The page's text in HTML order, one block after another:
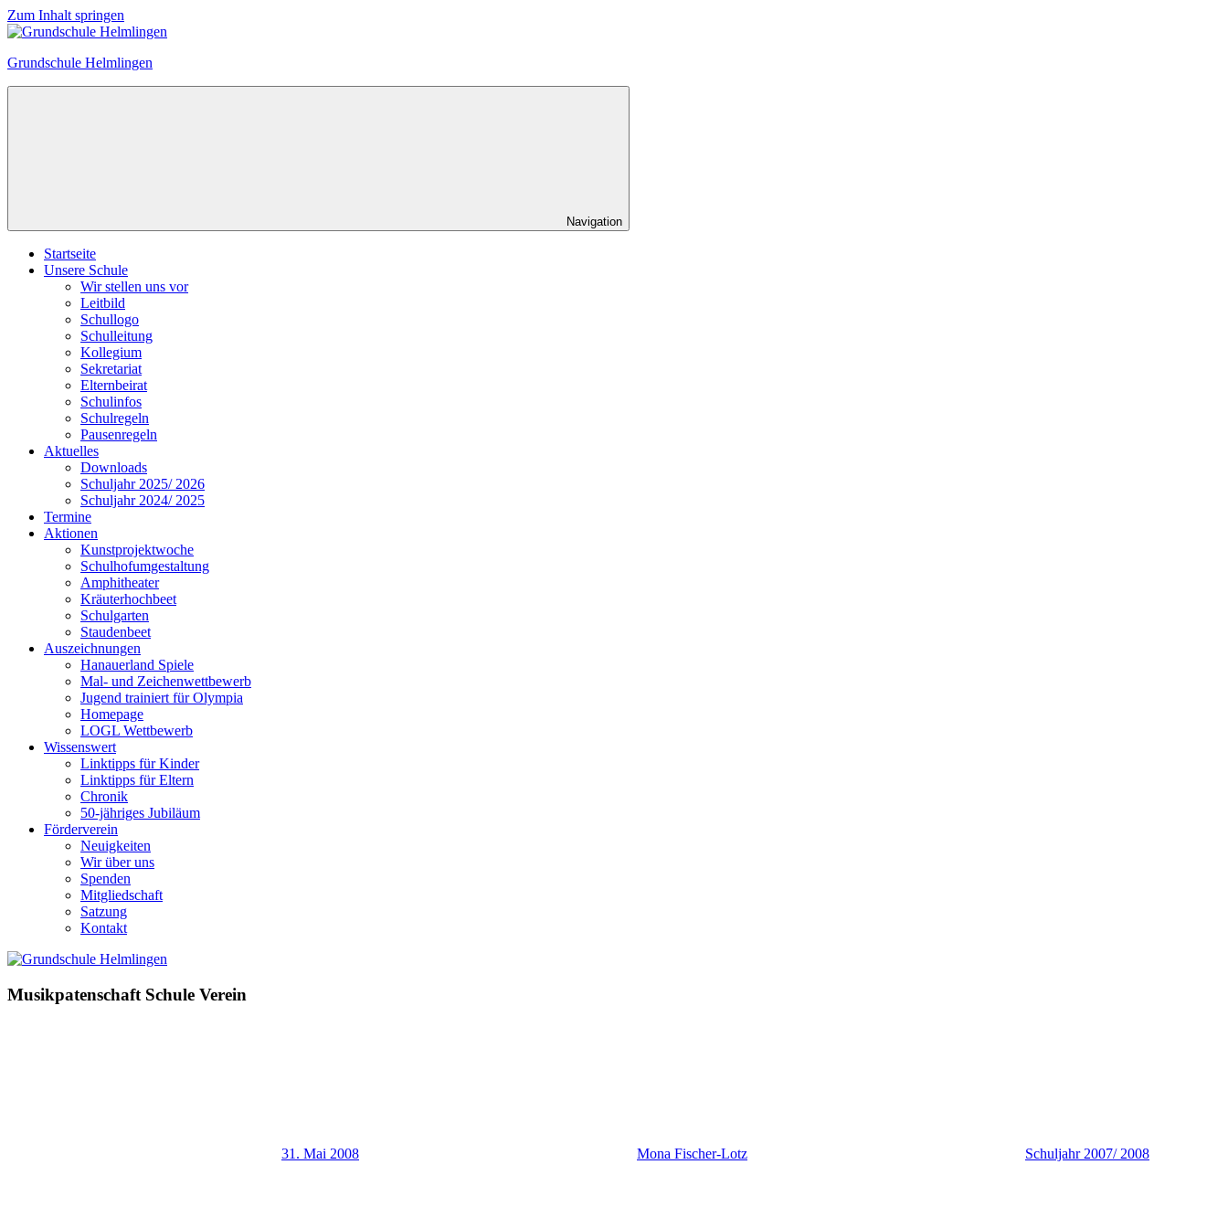
Zum Inhalt springen
Grundschule Helmlingen
Navigation
Startseite
Unsere Schule
Wir stellen uns vor
Leitbild
Schullogo
Schulleitung
Kollegium
Sekretariat
Elternbeirat
Schulinfos
Schulregeln
Pausenregeln
Aktuelles
Downloads
Schuljahr 2025/ 2026
Schuljahr 2024/ 2025
Termine
Aktionen
Kunstprojektwoche
Schulhofumgestaltung
Amphitheater
Kräuterhochbeet
Schulgarten
Staudenbeet
Auszeichnungen
Hanauerland Spiele
Mal- und Zeichenwettbewerb
Jugend trainiert für Olympia
Homepage
LOGL Wettbewerb
Wissenswert
Linktipps für Kinder
Linktipps für Eltern
Chronik
50-jähriges Jubiläum
Förderverein
Neuigkeiten
Wir über uns
Spenden
Mitgliedschaft
Satzung
Kontakt
Musikpatenschaft Schule Verein
31. Mai 2008 Mona Fischer-Lotz Schuljahr 2007/ 2008